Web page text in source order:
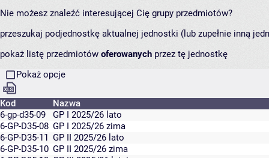
Nie możesz znaleźć interesującej Cię grupy przedmiotów?
przeszukaj podjednostkę aktualnej jednostki (lub zupełnie inną
pokaż listę przedmiotów oferowanych przez tę jednostkę
Pokaż opcje
Kod
Nazwa
6-gp-d35-09
GP I 2025/26 lato
6-GP-D35-08 GP I 2025/26 zima
6-GP-D35-11 GP II 2025/26 lato
6-GP-D35-10 GP II 2025/26 zima